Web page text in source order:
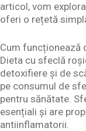
articol, vom
oferi o rețetă
Cum funcționează
Dieta cu sfeclă
detoxifiere și de
pe consumul de
pentru sănătate.
esențiali și are
antiinflamatorii.